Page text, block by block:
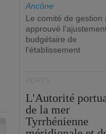
Ancône
Le comité de gestion
approuvé
budgétaire de
l'établissement
L'Autorité
de la mer
Tyrrhénienne